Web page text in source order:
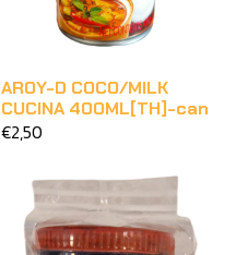
AROY-D COCO/MILK
CUCINA 400ML[TH]-can
€2,50